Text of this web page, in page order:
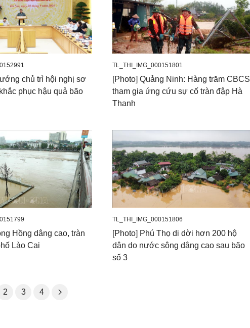
chủ trì hội nghị sơ
phục hậu quả bão
TL_THI_IMG_000151801
[Photo] Quảng Ninh: Hàng trăm CBCS
tham gia ứng cứu sự cố tràn đập Hà
Thanh
Hồng dâng cao, tràn
Lào Cai
TL_THI_IMG_000151806
[Photo] Phú Thọ di dời hơn 200 hộ
dân do nước sông dâng cao sau bão
số 3
2 3 4